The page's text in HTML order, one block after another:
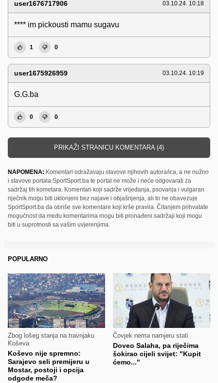
user1676717906 03.10.24. 10:18
**** im pickousti mamu sugavu
1 0
user1675926959 03.10.24. 10:19
G.G.ba
0 0
PRIKAŽI STRANICU KOMENTARA (4)
NAPOMENA: Komentari odražavaju stavove njihovih autora/ica, a ne nužno
i stavove portala SportSport.ba te portal ne može i neće odgovarati za
sadržaj tih kometara. Komentari koji sadrže vrijeđanja, psovanja i vulgaran
riječnik mogu biti uklonjeni bez najave i objašnjenja, ali to ne obavezuje
SportSport.ba da obriše sve komentare koji krše pravila. Čitanjem prihvatate
mogućnost da među komentarima mogu biti pronađeni sadržaji koji mogu
biti u suprotnosti sa vašim uvjerenjima.
POPULARNO
Zbog lošeg stanja na travnjaku
Koševa
Koševo nije spremno:
Sarajevo seli premijeru u
Mostar, postoji i opcija
odgode meča?
Čovjek nema namjeru stati
Doveo Salaha, pa riječima
šokirao cijeli svijet: "Kupit
ćemo..."